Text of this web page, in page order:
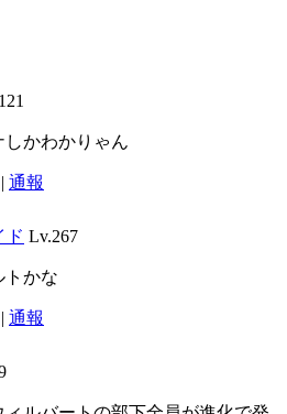
しかわかりゃん
通報
ド Lv.267
トかな
通報